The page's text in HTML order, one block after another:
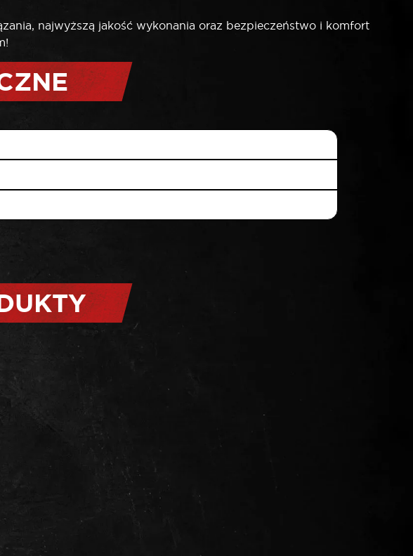
najwyższą jakość wykonania oraz bezpieczeństwo i komfort